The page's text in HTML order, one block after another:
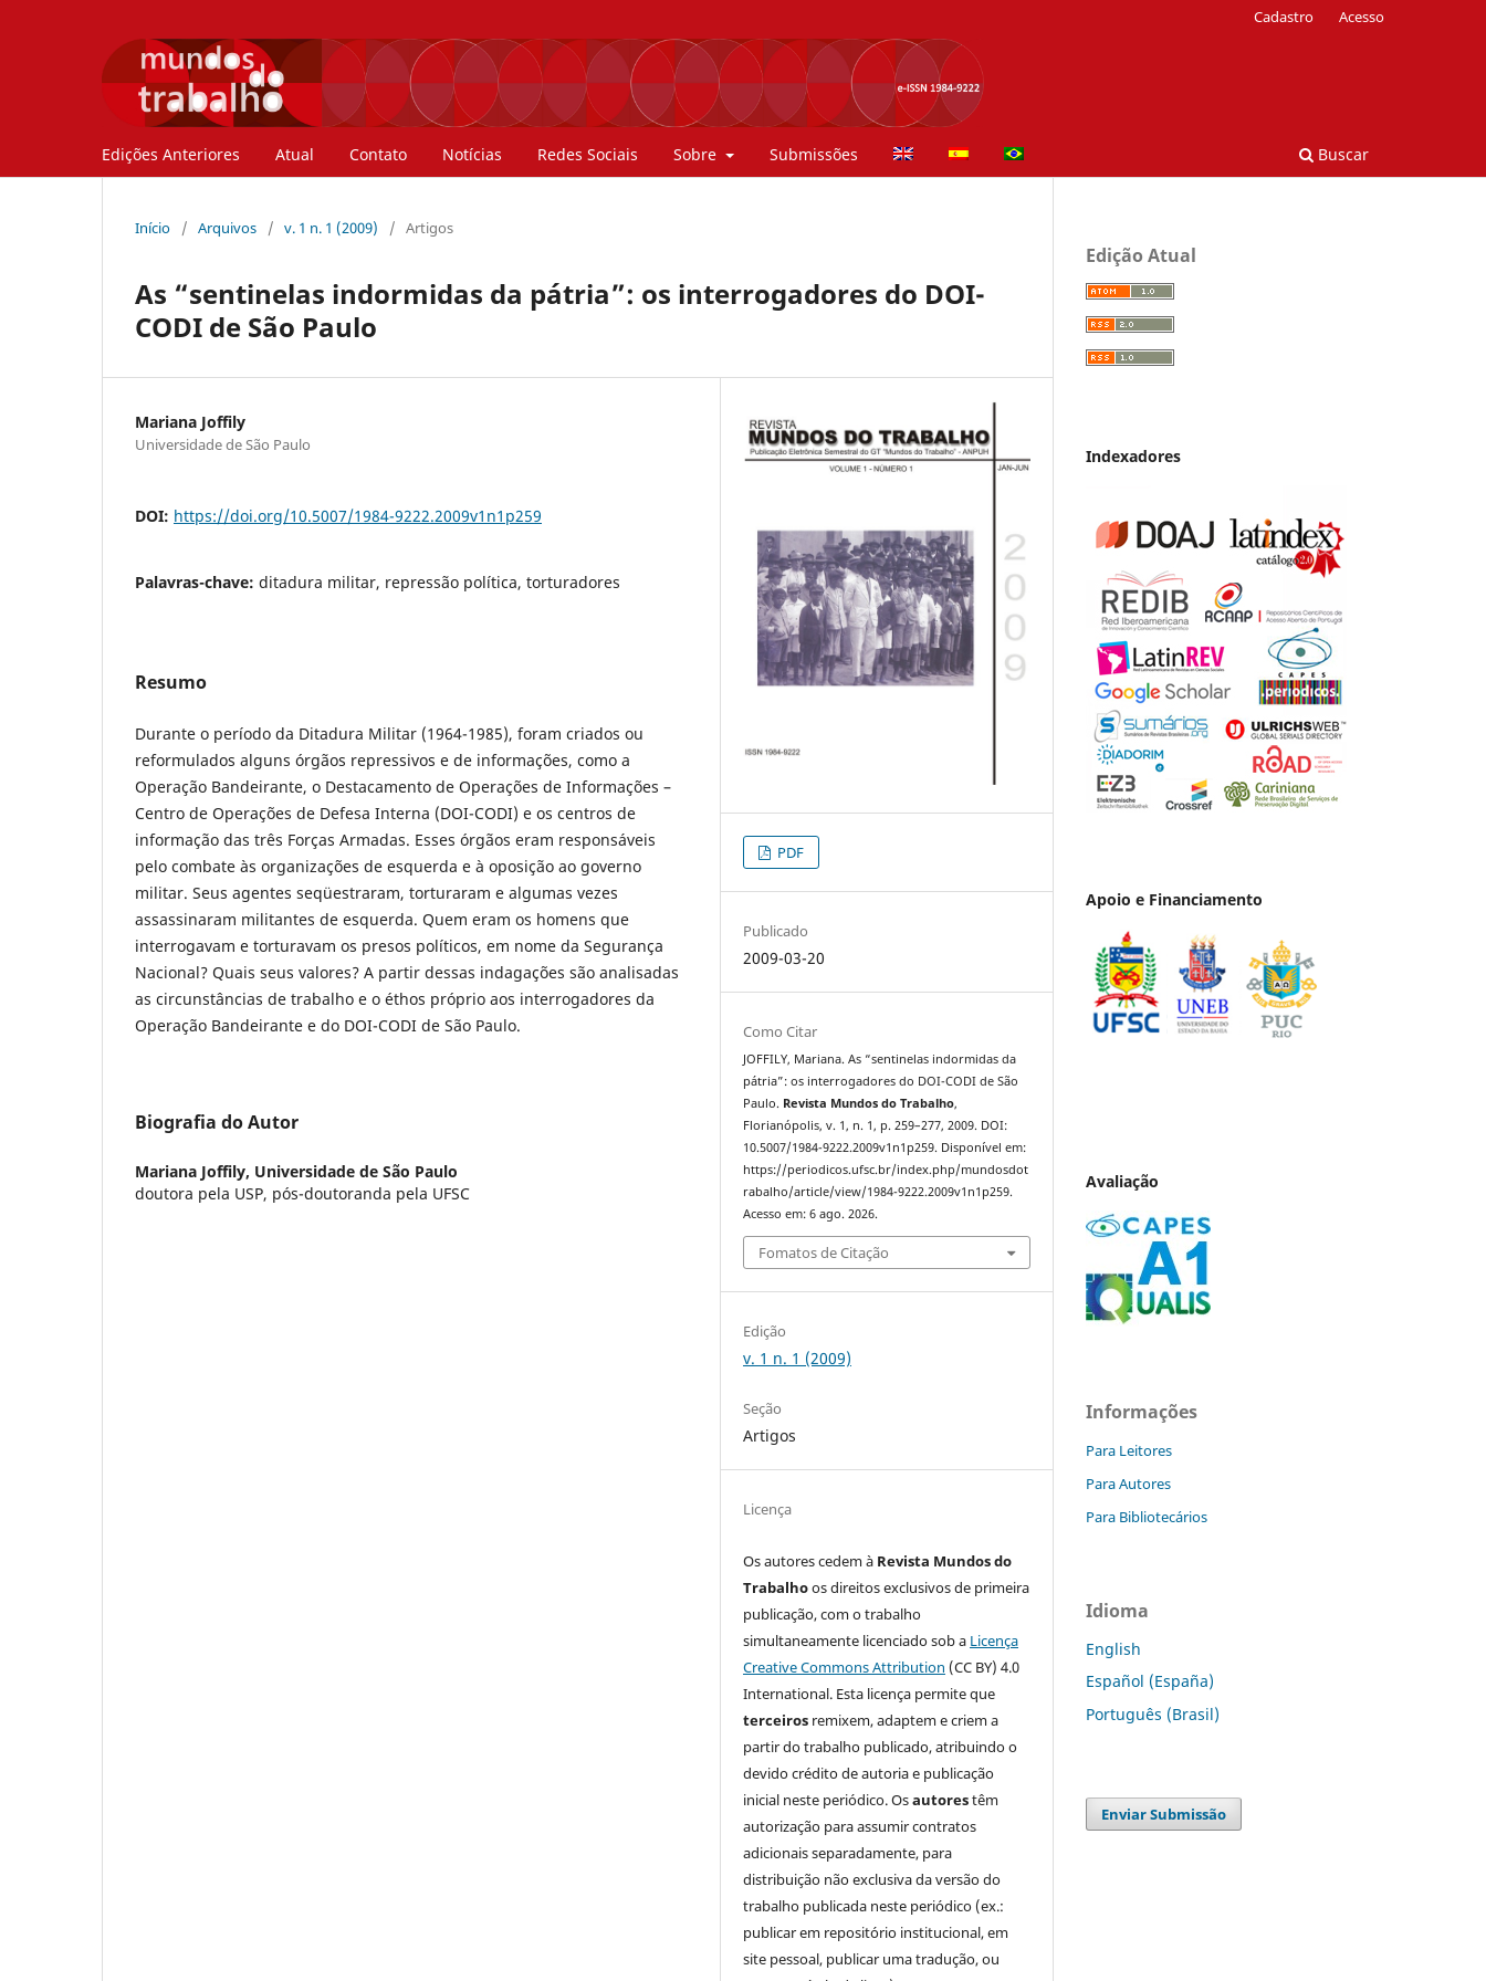
Edições Anteriores Atual Contato Notícias Redes Sociais Sobre Submissões Buscar
Cadastro Acesso
Início / Arquivos / v. 1 n. 1 (2009) / Artigos
As “sentinelas indormidas da pátria”: os interrogadores do DOI-
CODI de São Paulo
Mariana Joffily
Universidade de São Paulo
DOI: https://doi.org/10.5007/1984-9222.2009v1n1p259
Palavras-chave: ditadura militar, repressão política, torturadores
Resumo
Durante o período da Ditadura Militar (1964-1985), foram criados ou
reformulados alguns órgãos repressivos e de informações, como a
Operação Bandeirante, o Destacamento de Operações de Informações –
Centro de Operações de Defesa Interna (DOI-CODI) e os centros de
informação das três Forças Armadas. Esses órgãos eram responsáveis
pelo combate às organizações de esquerda e à oposição ao governo
militar. Seus agentes seqüestraram, torturaram e algumas vezes
assassinaram militantes de esquerda. Quem eram os homens que
interrogavam e torturavam os presos políticos, em nome da Segurança
Nacional? Quais seus valores? A partir dessas indagações são analisadas
as circunstâncias de trabalho e o éthos próprio aos interrogadores da
Operação Bandeirante e do DOI-CODI de São Paulo.
Biografia do Autor
Mariana Joffily, Universidade de São Paulo
doutora pela USP, pós-doutoranda pela UFSC
PDF
Publicado
2009-03-20
Como Citar
JOFFILY, Mariana. As “sentinelas indormidas da
pátria”: os interrogadores do DOI-CODI de São
Paulo. Revista Mundos do Trabalho,
Florianópolis, v. 1, n. 1, p. 259–277, 2009. DOI:
10.5007/1984-9222.2009v1n1p259. Disponível em:
https://periodicos.ufsc.br/index.php/mundosdot
rabalho/article/view/1984-9222.2009v1n1p259.
Acesso em: 6 ago. 2026.
Fomatos de Citação
Edição
v. 1 n. 1 (2009)
Seção
Artigos
Licença
Os autores cedem à Revista Mundos do
Trabalhoos direitos exclusivos de primeira
publicação, com o trabalho
simultaneamente licenciado sob a Licença
Creative Commons Attribution (CC BY) 4.0
International. Esta licença permite que
terceiros remixem, adaptem e criem a
partir do trabalho publicado, atribuindo o
devido crédito de autoria e publicação
inicial neste periódico. Osautorestêm
autorização para assumir contratos
adicionais separadamente, para
distribuição não exclusiva da versão do
trabalho publicada neste periódico (ex.:
publicar em repositório institucional, em
site pessoal, publicar uma tradução, ou
Edição Atual
Indexadores
Apoio e Financiamento
Avaliação
Informações
Para Leitores
Para Autores
Para Bibliotecários
Idioma
English
Español (España)
Português (Brasil)
Enviar Submissão